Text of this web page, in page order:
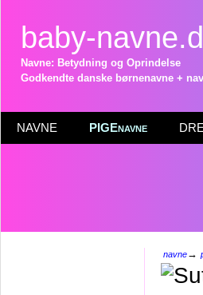
baby-
Navne: Betydning og Oprindelse
Godkendte danske børnenavne +
NAVNE PIGEnavne
navne→